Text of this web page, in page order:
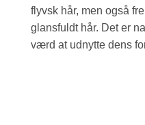
flyvsk hår, men også
glansfuldt hår. Det er
værd at udnytte dens